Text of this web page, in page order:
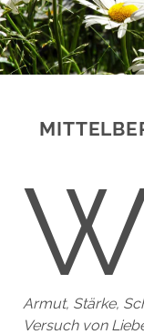
Armut, Stärke,
Versuch von